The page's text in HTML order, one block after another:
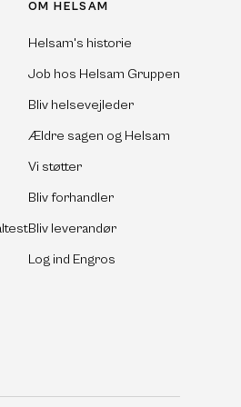
OM HELSAM
Helsam's historie
Job hos Helsam Gruppen
Bliv helsevejleder
Ældre sagen og Helsam
Vi støtter
Bliv forhandler
Bliv leverandør
Log ind Engros